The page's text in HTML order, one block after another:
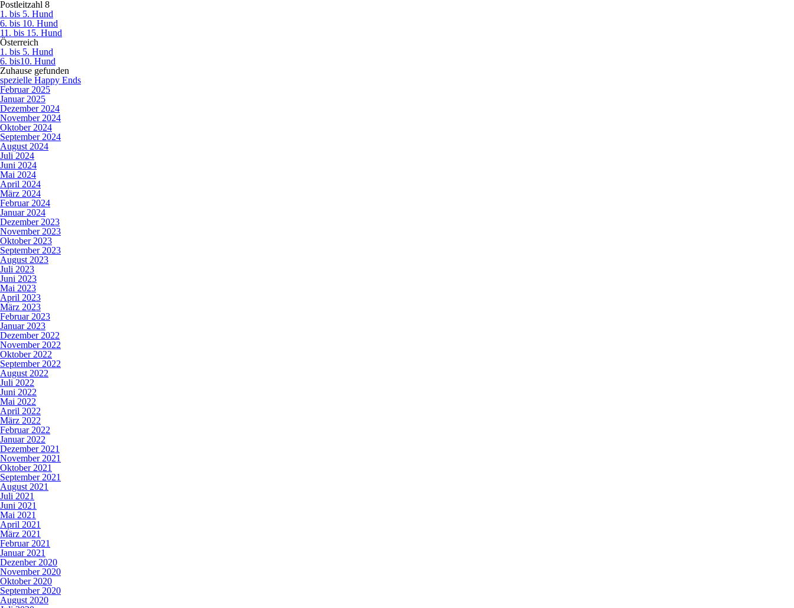
Postleitzahl 8
1. bis 5. Hund
6. bis 10. Hund
11. bis 15. Hund
Österreich
1. bis 5. Hund
6. bis10. Hund
Zuhause gefunden
spezielle Happy Ends
Februar 2025
Januar 2025
Dezember 2024
November 2024
Oktober 2024
September 2024
August 2024
Juli 2024
Juni 2024
Mai 2024
April 2024
März 2024
Februar 2024
Januar 2024
Dezember 2023
November 2023
Oktober 2023
September 2023
August 2023
Juli 2023
Juni 2023
Mai 2023
April 2023
März 2023
Februar 2023
Januar 2023
Dezember 2022
November 2022
Oktober 2022
September 2022
August 2022
Juli 2022
Juni 2022
Mai 2022
April 2022
März 2022
Februar 2022
Januar 2022
Dezember 2021
November 2021
Oktober 2021
September 2021
August 2021
Juli 2021
Juni 2021
Mai 2021
April 2021
März 2021
Februar 2021
Januar 2021
Dezenber 2020
November 2020
Oktober 2020
September 2020
August 2020